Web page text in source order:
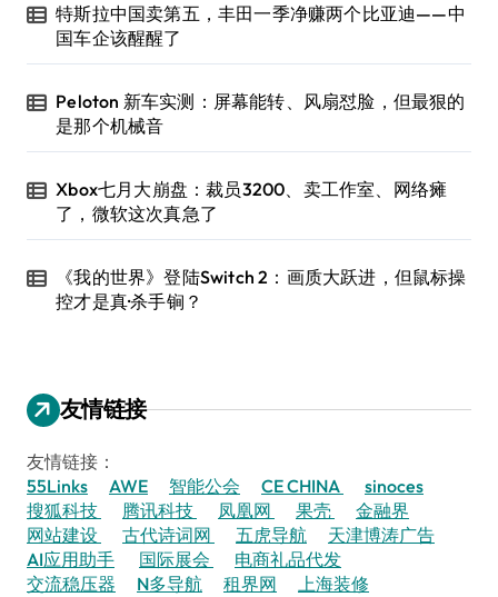
特斯拉中国卖第五，丰田一季净赚两个比亚迪——中
国车企该醒醒了
Peloton 新车实测：屏幕能转、风扇怼脸，但最狠的
是那个机械音
Xbox七月大崩盘：裁员3200、卖工作室、网络瘫
了，微软这次真急了
《我的世界》登陆Switch 2：画质大跃进，但鼠标操
控才是真·杀手锏？
友情链接
友情链接：
55Links
AWE 智能公会 CE CHINA
sinoces
搜狐科技
腾讯科技 凤凰网 果壳
金融界
网站建设
古代诗词网 五虎导航
天津博涛广告
AI应用助手
国际展会
电商礼品代发
交流稳压器
N多导航 租界网 上海装修